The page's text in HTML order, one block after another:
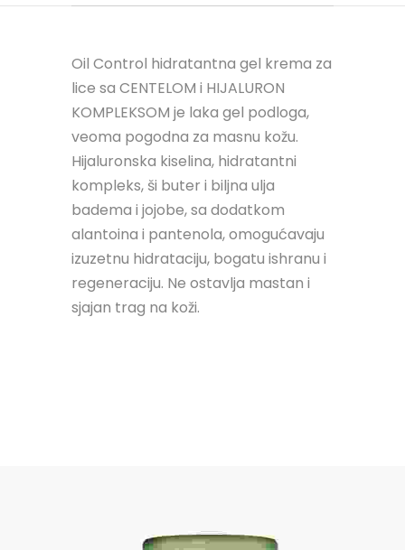
Oil Control hidratantna gel krema za
lice sa CENTELOM i HIJALURON
KOMPLEKSOM je laka gel podloga,
veoma pogodna za masnu kožu.
Hijaluronska kiselina, hidratantni
kompleks, ši buter i biljna ulja
badema i jojobe, sa dodatkom
alantoina i pantenola, omogućavaju
izuzetnu hidrataciju, bogatu ishranu i
regeneraciju. Ne ostavlja mastan i
sjajan trag na koži.